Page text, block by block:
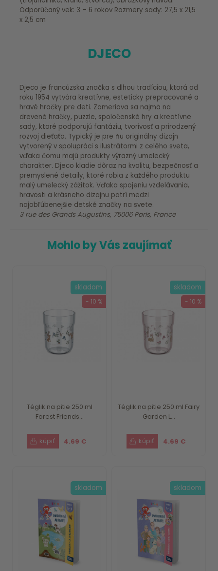
Odporúčaný vek: 3 – 6 rokov Rozmery sady: 27,5 x 21,5
x 2,5 cm
DJECO
Djeco je francúzska značka s dlhou tradíciou, ktorá od
roku 1954 vytvára kreatívne, esteticky prepracované a
hravé hračky pre deti. Zameriava sa najmä na
drevené hračky, puzzle, spoločenské hry a kreatívne
sady, ktoré podporujú fantáziu, tvorivosť a prirodzený
rozvoj dieťaťa. Typický je pre ňu originálny dizajn
vytvorený v spolupráci s ilustrátormi z celého sveta,
vďaka čomu majú produkty výrazný umelecký
charakter. Djeco kladie dôraz na kvalitu, bezpečnosť a
premyslené detaily, ktoré robia z každého produktu
malý umelecký zážitok. Vďaka spojeniu vzdelávania,
hravosti a krásneho dizajnu patrí medzi
najobľúbenejšie detské značky na svete.
3 rue des Grands Augustins, 75006 Paris, France
Mohlo by Vás zaujímať
Téglik na pitie 250 ml
Forest Friends...
4.69 €
skladom
- 10 %
Téglik na pitie 250 ml Fairy
Garden L...
4.69 €
skladom
- 10 %
skladom skladom